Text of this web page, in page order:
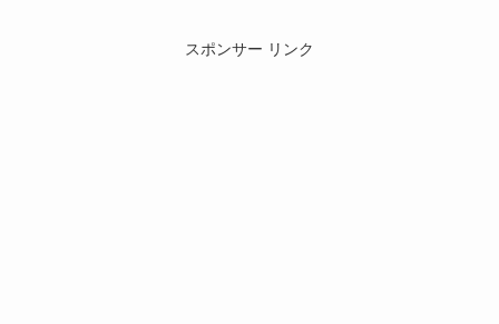
スポンサー リンク